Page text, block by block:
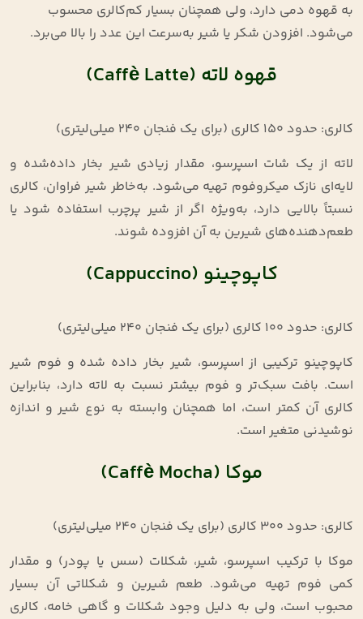
به قهوه دمی دارد، ولی همچنان بسیار کم‌کالری محسوب
می‌شود. افزودن شکر یا شیر به‌سرعت این عدد را بالا می‌برد.
قهوه لاته (Caffè Latte)
کالری: حدود ۱۵۰ کالری (برای یک فنجان ۲۴۰ میلی‌لیتری)
لاته از یک شات اسپرسو، مقدار زیادی شیر بخار داده‌شده و
لایه‌ای نازک میکروفوم تهیه می‌شود. به‌خاطر شیر فراوان، کالری
نسبتاً بالایی دارد، به‌ویژه اگر از شیر پرچرب استفاده شود یا
طعم‌دهنده‌های شیرین به آن افزوده شوند.
کاپوچینو (Cappuccino)
کالری: حدود ۱۰۰ کالری (برای یک فنجان ۲۴۰ میلی‌لیتری)
کاپوچینو ترکیبی از اسپرسو، شیر بخار داده‌ شده و فوم شیر
است. بافت سبک‌تر و فوم بیشتر نسبت به لاته دارد، بنابراین
کالری آن کمتر است، اما همچنان وابسته به نوع شیر و اندازه
نوشیدنی متغیر است.
موکا (Caffè Mocha)
کالری: حدود ۳۰۰ کالری (برای یک فنجان ۲۴۰ میلی‌لیتری)
موکا با ترکیب اسپرسو، شیر، شکلات (سس یا پودر) و مقدار
کمی فوم تهیه می‌شود. طعم شیرین و شکلاتی آن بسیار
محبوب است، ولی به‌ دلیل وجود شکلات و گاهی خامه، کالری